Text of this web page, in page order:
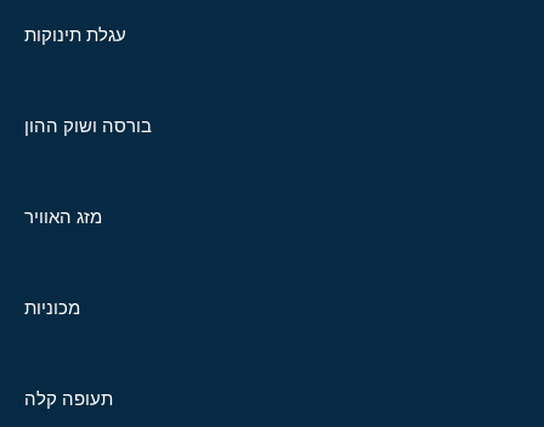
עגלת תינוקות
בורסה ושוק ההון
מזג האוויר
מכוניות
תעופה קלה